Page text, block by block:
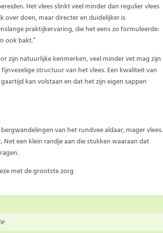
Het vlees slinkt veel minder dan regulier vlees
over doen, maar directer en duidelijker is
praktijkervaring, die het eens zo formuleerde:
ook bakt.”
zijn natuurlijke kenmerken, veel minder vet mag zijn
structuur van het vlees. Een kwaliteit van
kan volstaan en dat het zijn eigen sappen
van het rundvee aldaar, mager vlees.
een klein randje aan die stukken waaraan dat
met de grootste zorg